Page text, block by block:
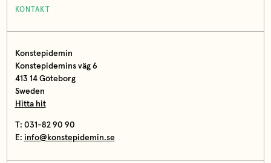
KONTAKT
Konstepidemin
Konstepidemins väg 6
413 14 Göteborg
Sweden
Hitta hit
T: 031-82 90 90
E: info@konstepidemin.se